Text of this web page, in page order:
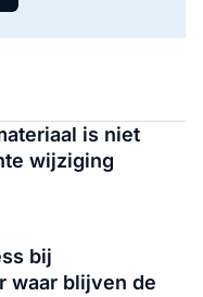
is niet
wijziging
bij
waar blijven de